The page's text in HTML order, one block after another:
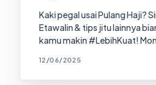
Kaki pegal usai Pulang Haji?
Etawalin & tips jitu lainnya
kamu makin #LebihKuat!
12/06/2025